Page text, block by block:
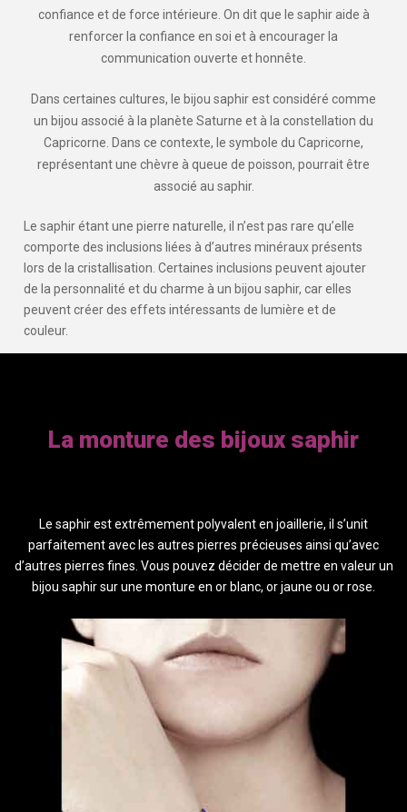
confiance et de force intérieure. On dit que le saphir aide à
renforcer la confiance en soi et à encourager la
communication ouverte et honnête.
Dans certaines cultures, le bijou saphir est considéré comme
un bijou associé à la planète Saturne et à la constellation du
Capricorne. Dans ce contexte, le symbole du Capricorne,
représentant une chèvre à queue de poisson, pourrait être
associé au saphir.
Le saphir étant une pierre naturelle, il n’est pas rare qu’elle
comporte des inclusions liées à d’autres minéraux présents
lors de la cristallisation. Certaines inclusions peuvent ajouter
de la personnalité et du charme à un bijou saphir, car elles
peuvent créer des effets intéressants de lumière et de
couleur.
La monture des bijoux saphir
Le saphir est extrêmement polyvalent en joaillerie, il s’unit
parfaitement avec les autres pierres précieuses ainsi qu’avec
d’autres pierres fines. Vous pouvez décider de mettre en valeur un
bijou saphir sur une monture en or blanc, or jaune ou or rose.